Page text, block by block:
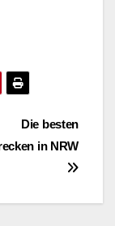
Die besten
in NRW